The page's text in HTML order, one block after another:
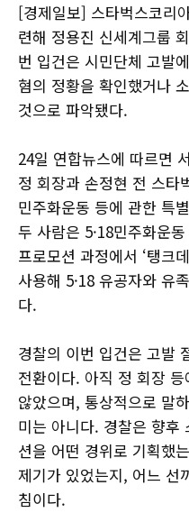
[경제일보] 스타벅스코리
련해 정용진 신세계그룹
번 입건은 시민단체 고발
혐의 정황을 확인했거나
것으로 파악됐다.
24일 연합뉴스에 따르면
정 회장과 손정현 전 스타
민주화운동 등에 관한 특
두 사람은 5·18민주화운
프로모션 과정에서 ‘탱크
사용해 5·18 유공자와 유
다.
경찰의 이번 입건은 고발
전환이다. 아직 정 회장
않았으며, 통상적으로 말
미는 아니다. 경찰은 향후
션을 어떤 경위로 기획했
제기가 있었는지, 어느 선
침이다.